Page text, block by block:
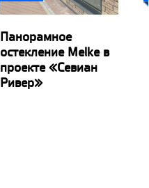
Панорамное
остекление Melke в
проекте «Севиан
Ривер»